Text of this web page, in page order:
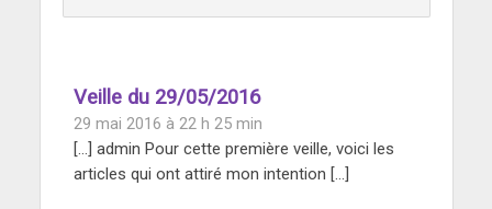
Veille du 29/05/2016
29 mai 2016 à 22 h 25 min
[…] admin Pour cette première veille, voici les
articles qui ont attiré mon intention […]